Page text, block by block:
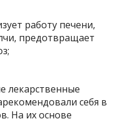
работу печени,
предотвращает
лекарственные
себя в
На их основе